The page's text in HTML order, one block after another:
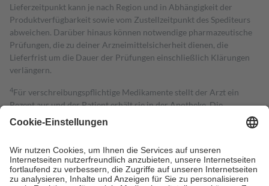
Lieferzeitpunkt kann je nach Region und in Abhängigkeit der
Produktverfügbarkeit sowie vom Zustellzeitpunkt des Spediteurs
abweichen. Darüber hinaus können notwendige pharmazeutische
Prüfungen, die zu deiner Arzneimittelsicherheit dienen, die
Lieferfrist um die Dauer der Prüfungen einschließlich Klärungen
verlängern.
4Für verschreibungspflichtige Medikamente stellt der Arzt ein
Rezept aus und der Patient erhält sie in der Apotheke. Die
gesetzliche Krankenversicherung übernimmt in der Regel die
Kosten dafür, der Versicherte trägt einen Teil davon als Zuzahlung
Grundsätzlich leisten Mitglieder Zuzahlungen in Höhe von zehn
Prozent des Abgabepreises,mindestens jedochfünf Euround
höchstens zehn Euro.Es sind jedoch nie mehr als die tatsächlichen